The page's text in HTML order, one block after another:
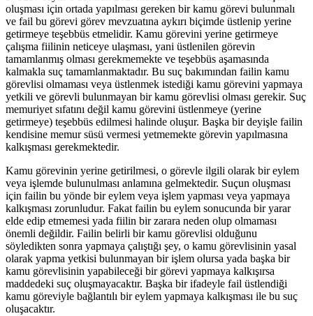
oluşması için ortada yapılması gereken bir kamu görevi bulunmalı
ve fail bu görevi görev mevzuatına aykırı biçimde üstlenip yerine
getirmeye teşebbüs etmelidir. Kamu görevini yerine getirmeye
çalışma fiilinin neticeye ulaşması, yani üstlenilen görevin
tamamlanmış olması gerekmemekte ve teşebbüs aşamasında
kalmakla suç tamamlanmaktadır. Bu suç bakımından failin kamu
görevlisi olmaması veya üstlenmek istediği kamu görevini yapmaya
yetkili ve görevli bulunmayan bir kamu görevlisi olması gerekir. Suç
memuriyet sıfatını değil kamu görevini üstlenmeye (yerine
getirmeye) teşebbüs edilmesi halinde oluşur. Başka bir deyişle failin
kendisine memur süsü vermesi yetmemekte görevin yapılmasına
kalkışması gerekmektedir.
Kamu görevinin yerine getirilmesi, o görevle ilgili olarak bir eylem
veya işlemde bulunulması anlamına gelmektedir. Suçun oluşması
için failin bu yönde bir eylem veya işlem yapması veya yapmaya
kalkışması zorunludur. Fakat failin bu eylem sonucunda bir yarar
elde edip etmemesi yada fiilin bir zarara neden olup olmaması
önemli değildir. Failin belirli bir kamu görevlisi olduğunu
söyledikten sonra yapmaya çalıştığı şey, o kamu görevlisinin yasal
olarak yapma yetkisi bulunmayan bir işlem olursa yada başka bir
kamu görevlisinin yapabileceği bir görevi yapmaya kalkışırsa
maddedeki suç oluşmayacaktır. Başka bir ifadeyle fail üstlendiği
kamu göreviyle bağlantılı bir eylem yapmaya kalkışması ile bu suç
oluşacaktır.